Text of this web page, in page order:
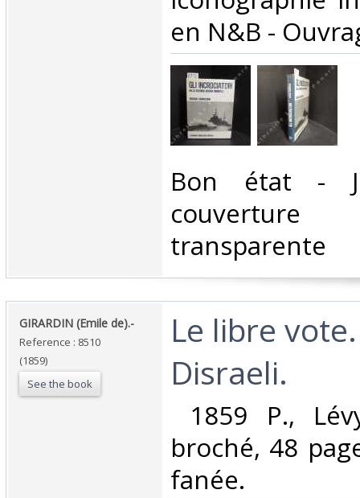
en N&B -
‎Bon état -
transparente ‎
‎GIRARDIN (Emile de).-‎
Reference : 8510
(1859)
See the book
‎Le libre
Disraeli.‎
1859 P.,
broché, 48
fanée. ‎